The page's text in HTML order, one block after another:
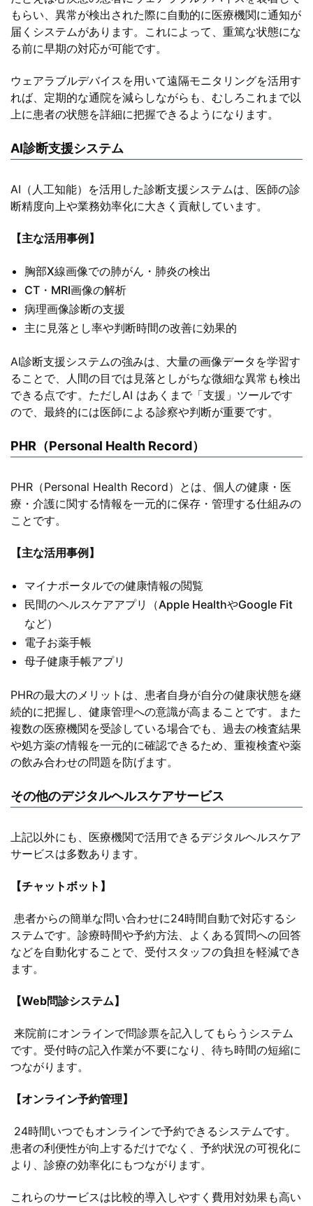
もらい、異常が検出された際に自動的に医療機関に通知が
届くシステムがあります。これによって、重篤な状態にな
る前に早期の対応が可能です。
ウェアラブルデバイスを用いて遠隔モニタリングを活用す
れば、定期的な通院を減らしながらも、むしろこれまで以
上に患者の状態を詳細に把握できるようになります。
AI診断支援システム
AI（人工知能）を活用した診断支援システムは、医師の診
断精度向上や業務効率化に大きく貢献しています。
【主な活用事例】
胸部X線画像での肺がん・肺炎の検出
CT・MRI画像の解析
病理画像診断の支援
主に見落とし率や判断時間の改善に効果的
AI診断支援システムの強みは、大量の画像データを学習す
ることで、人間の目では見落としがちな微細な異常も検出
できる点です。ただしAI はあくまで「支援」ツールです
ので、最終的には医師による診察や判断が重要です。
PHR（Personal Health Record）
PHR（Personal Health Record）とは、個人の健康・医
療・介護に関する情報を一元的に保存・管理する仕組みの
ことです。
【主な活用事例】
マイナポータルでの健康情報の閲覧
民間のヘルスケアアプリ（Apple HealthやGoogle Fit
など）
電子お薬手帳
母子健康手帳アプリ
PHRの最大のメリットは、患者自身が自分の健康状態を継
続的に把握し、健康管理への意識が高まることです。また
複数の医療機関を受診している場合でも、過去の検査結果
や処方薬の情報を一元的に確認できるため、重複検査や薬
の飲み合わせの問題を防げます。
その他のデジタルヘルスケアサービス
上記以外にも、医療機関で活用できるデジタルヘルスケア
サービスは多数あります。
【チャットボット】
患者からの簡単な問い合わせに24時間自動で対応するシ
ステムです。診療時間や予約方法、よくある質問への回答
などを自動化することで、受付スタッフの負担を軽減でき
ます。
【Web問診システム】
来院前にオンラインで問診票を記入してもらうシステム
です。受付時の記入作業が不要になり、待ち時間の短縮に
つながります。
【オンライン予約管理】
24時間いつでもオンラインで予約できるシステムです。
患者の利便性が向上するだけでなく、予約状況の可視化に
より、診療の効率化にもつながります。
これらのサービスは比較的導入しやすく費用対効果も高い